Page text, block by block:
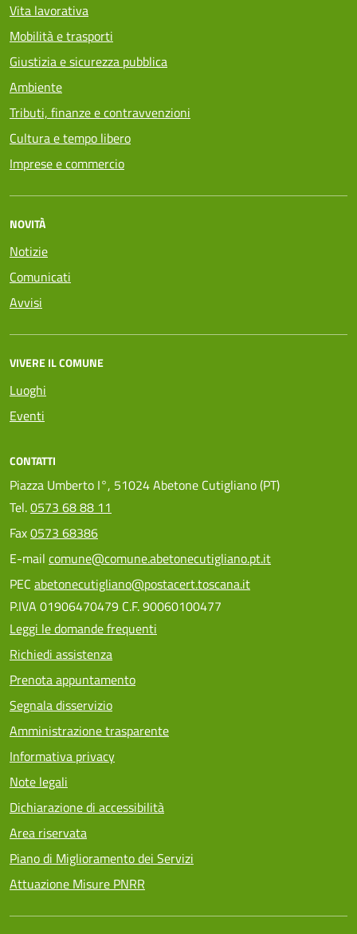
Vita lavorativa
Mobilità e trasporti
Giustizia e sicurezza pubblica
Ambiente
Tributi, finanze e contravvenzioni
Cultura e tempo libero
Imprese e commercio
NOVITÀ
Notizie
Comunicati
Avvisi
VIVERE IL COMUNE
Luoghi
Eventi
CONTATTI
Piazza Umberto I°, 51024 Abetone Cutigliano (PT)
Tel.0573 68 88 11
Fax0573 68386
E-mail comune@comune.abetonecutigliano.pt.it
PEC abetonecutigliano@postacert.toscana.it
P.IVA 01906470479 C.F. 90060100477
Leggi le domande frequenti
Richiedi assistenza
Prenota appuntamento
Segnala disservizio
Amministrazione trasparente
Informativa privacy
Note legali
Dichiarazione di accessibilità
Area riservata
Piano di Miglioramento dei Servizi
Attuazione Misure PNRR